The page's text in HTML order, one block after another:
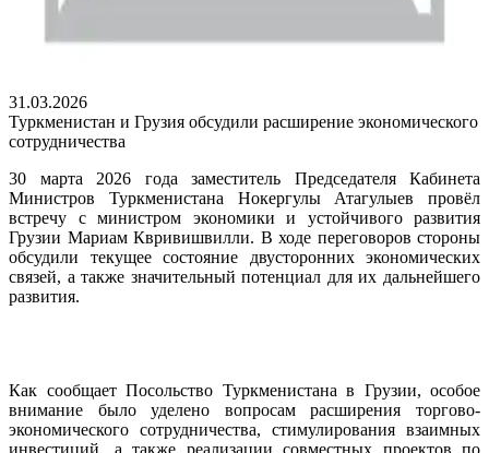
31.03.2026
Туркменистан и Грузия обсудили расширение экономического
сотрудничества
30 марта 2026 года заместитель Председателя Кабинета
Министров Туркменистана Нокергулы Атагулыев провёл
встречу с министром экономики и устойчивого развития
Грузии Мариам Квривишвилли. В ходе переговоров стороны
обсудили текущее состояние двусторонних экономических
связей, а также значительный потенциал для их дальнейшего
развития.
Как сообщает Посольство Туркменистана в Грузии, особое
внимание было уделено вопросам расширения торгово-
экономического сотрудничества, стимулирования взаимных
инвестиций, а также реализации совместных проектов по